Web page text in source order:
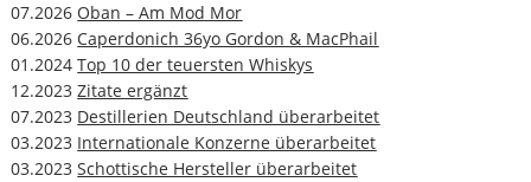
07.2026 Oban – Am Mod Mor
06.2026 Caperdonich 36yo Gordon & MacPhail
01.2024Top 10 der teuersten Whiskys
12.2023Zitate ergänzt
07.2023 Destillerien Deutschland überarbeitet
03.2023 Internationale Konzerne überarbeitet
03.2023Schottische Hersteller überarbeitet